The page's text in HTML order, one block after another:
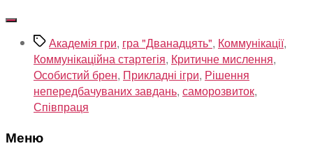
Позначки
Академія гри, гра "Дванадцять", Коммунікації,
Коммунікаційна стартегія, Критичне мислення,
Особистий брен, Прикладні ігри, Рішення
непередбачуваних завдань, саморозвиток,
Співпраця
Меню